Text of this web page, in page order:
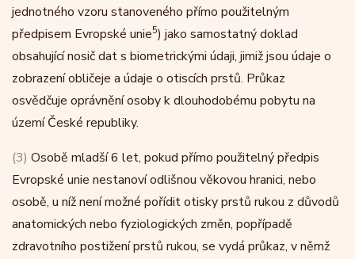
jednotného vzoru stanoveného přímo použitelným
předpisem Evropské unie5) jako samostatný doklad
obsahující nosič dat s biometrickými údaji, jimiž jsou údaje o
zobrazení obličeje a údaje o otiscích prstů. Průkaz
osvědčuje oprávnění osoby k dlouhodobému pobytu na
území České republiky.
(3) Osobě mladší 6 let, pokud přímo použitelný předpis
Evropské unie nestanoví odlišnou věkovou hranici, nebo
osobě, u níž není možné pořídit otisky prstů rukou z důvodů
anatomických nebo fyziologických změn, popřípadě
zdravotního postižení prstů rukou, se vydá průkaz, v němž